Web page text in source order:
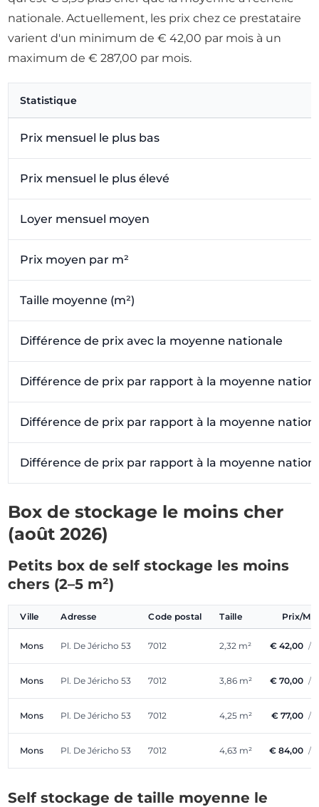
nationale. Actuellement, les prix chez ce prestataire
varient d'un minimum de € 42,00 par mois à un
maximum de € 287,00 par mois.
Statistique
Prix mensuel le plus bas
Prix mensuel le plus élevé
Loyer mensuel moyen
Prix moyen par m²
Taille moyenne (m²)
Différence de prix avec la moyenne nationale
Différence de prix par rapport à la moyenne
Différence de prix par rapport à la moyenne
Différence de prix par rapport à la moyenne
Box de stockage le moins cher
(août 2026)
Petits box de self stockage les moins
chers (2–5 m²)
Ville Adresse Code postal Taille Prix/
Mons Pl. De Jéricho 53 7012 2,32 m² € 42,00 /
Mons Pl. De Jéricho 53 7012 3,86 m² € 70,00 /
Mons Pl. De Jéricho 53 7012 4,25 m² € 77,00 /
Mons Pl. De Jéricho 53 7012 4,63 m² € 84,00 /
Self stockage de taille moyenne le